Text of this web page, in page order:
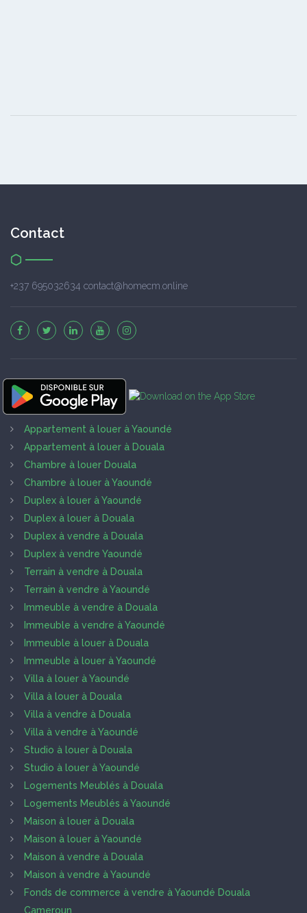
Contact
+237 695032634 contact@homecm.online
Appartement à louer à Yaoundé
Appartement à louer à Douala
Chambre à louer Douala
Chambre à louer à Yaoundé
Duplex à louer à Yaoundé
Duplex à louer à Douala
Duplex à vendre à Douala
Duplex à vendre Yaoundé
Terrain à vendre à Douala
Terrain à vendre à Yaoundé
Immeuble à vendre à Douala
Immeuble à vendre à Yaoundé
Immeuble à louer à Douala
Immeuble à louer à Yaoundé
Villa à louer à Yaoundé
Villa à louer à Douala
Villa à vendre à Douala
Villa à vendre à Yaoundé
Studio à louer à Douala
Studio à louer à Yaoundé
Logements Meublés à Douala
Logements Meublés à Yaoundé
Maison à louer à Douala
Maison à louer à Yaoundé
Maison à vendre à Douala
Maison à vendre à Yaoundé
Fonds de commerce à vendre à Yaoundé Douala
Cameroun